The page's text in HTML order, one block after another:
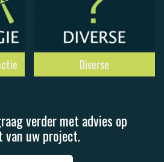
Diverse
verder met advies op
van uw project.